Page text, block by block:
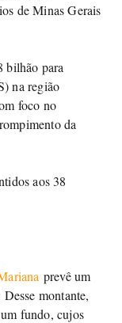
de Minas Gerais
bilhão para
na região
foco no
da
aos 38
prevê um
montante,
fundo, cujos